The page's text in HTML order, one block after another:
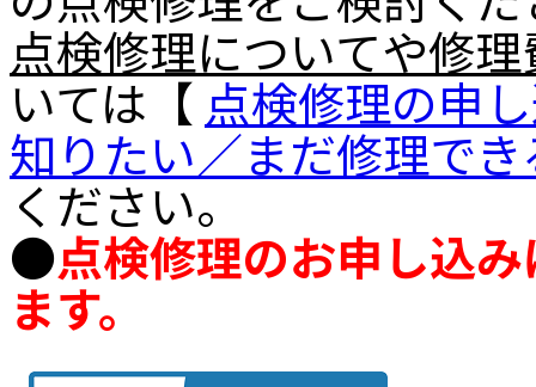
点検修理についてや修
いては【 点検修理の申
知りたい／まだ修理で
ください。
●点検修理のお申し込
ます。